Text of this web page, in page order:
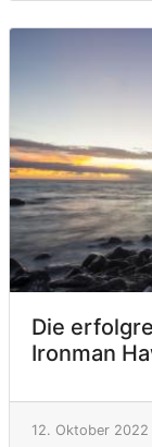
Die
Ironman
12. Oktober 2022